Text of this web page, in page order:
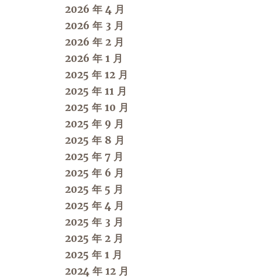
2026 年 4 月
2026 年 3 月
2026 年 2 月
2026 年 1 月
2025 年 12 月
2025 年 11 月
2025 年 10 月
2025 年 9 月
2025 年 8 月
2025 年 7 月
2025 年 6 月
2025 年 5 月
2025 年 4 月
2025 年 3 月
2025 年 2 月
2025 年 1 月
2024 年 12 月